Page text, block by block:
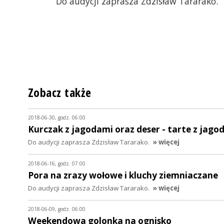
Zobacz także
2018-06-30, godz. 06:00
Kurczak z jagodami oraz deser - tarte z
Do audycji zaprasza Zdzisław Tararako. » więcej
2018-06-16, godz. 07:00
Pora na zrazy wołowe i kluchy ziemniaczane
Do audycji zaprasza Zdzisław Tararako. » więcej
2018-06-09, godz. 06:00
Weekendowa golonka na ognisko